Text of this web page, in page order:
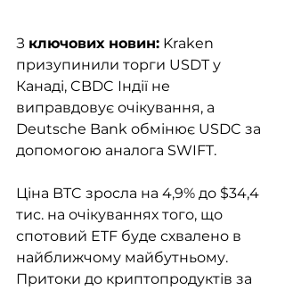
З ключових новин: Kraken
призупинили торги USDT у
Канаді, CBDC Індії не
виправдовує очікування, а
Deutsche Bank обмінює USDC за
допомогою аналога SWIFT.
Ціна BTC зросла на 4,9% до $34,4
тис. на очікуваннях того, що
спотовий ETF буде схвалено в
найближчому майбутньому.
Притоки до криптопродуктів за